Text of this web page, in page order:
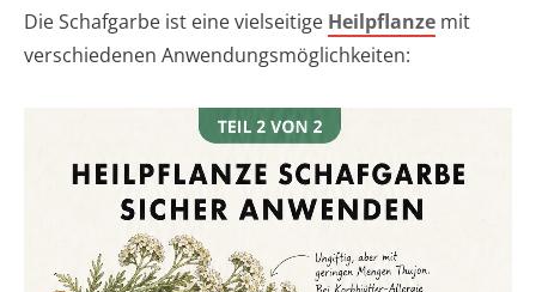
Die Schafgarbe ist eine vielseitige Heilpflanze mit
verschiedenen Anwendungsmöglichkeiten: